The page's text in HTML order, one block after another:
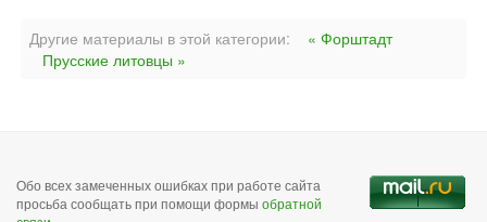
Другие материалы в этой категории:
« Форштадт
Прусские литовцы »
Обо всех замеченных ошибках при работе сайта
просьба сообщать при помощи формы обратной